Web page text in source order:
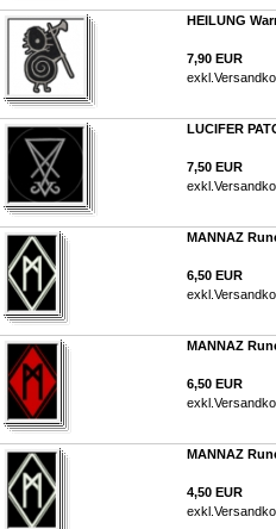
HEILUNG
7,90 EUR
exkl.
LUCIFER
7,50 EUR
exkl.
MANNAZ
6,50 EUR
exkl.
MANNAZ
6,50 EUR
exkl.
MANNAZ
4,50 EUR
exkl.